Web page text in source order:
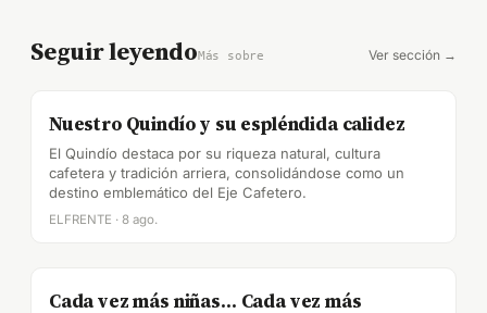
Seguir leyendoMás sobre Ver sección →
Nuestro Quindío y su espléndida calidez
El Quindío destaca por su riqueza natural, cultura
cafetera y tradición arriera, consolidándose como un
destino emblemático del Eje Cafetero.
ELFRENTE · 8 ago.
Cada vez más niñas… Cada vez más